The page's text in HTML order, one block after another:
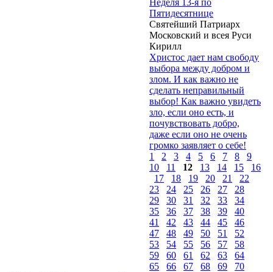
Пятидесятнице
Святейший Патриарх
Московский и всея Руси
Кирилл
Христос дает нам свободу
выбора между добром и
злом. И как важно не
сделать неправильный
выбор! Как важно увидеть
зло, если оно есть, и
почувствовать добро,
даже если оно не очень
громко заявляет о себе!
1
2 3 4 5 6 7 8
9
10
11 12 13 14 15
16
17
18 19 20 21
22
23
24 25 26 27
28
29
30 31 32 33
34
35
36 37 38 39
40
41
42 43 44 45
46
47
48 49 50 51
52
53
54 55 56 57
58
59
60 61 62 63
64
65
66 67 68 69
70